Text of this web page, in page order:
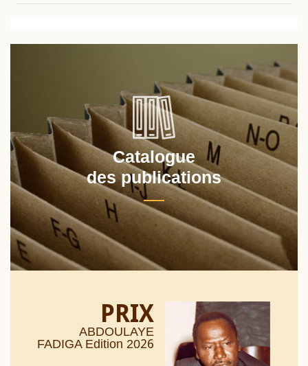
Catalogue
des publications
PRIX
ABDOULAYE
FADIGA Edition 2026